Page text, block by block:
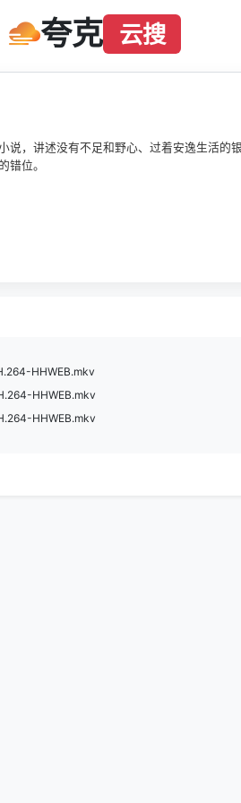
夸克 云搜
说，讲述没有不足和野心、过着安逸生活的
错位。
HHWEB.mkv
HHWEB.mkv
HHWEB.mkv